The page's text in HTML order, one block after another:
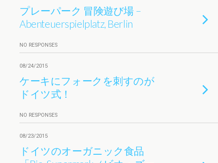
プレーパーク 冒険遊び場 –
Abenteuerspielplatz, Berlin
NO RESPONSES
08/24/2015
ケーキにフォークを刺すのが
ドイツ式！
NO RESPONSES
08/23/2015
ドイツのオーガニック食品